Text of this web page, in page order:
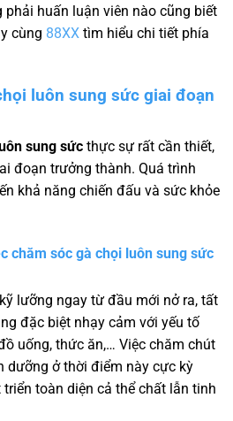
huấn luận viên nào cũng biết
cùng 88XX tìm hiểu chi tiết phía
luôn sung sức giai đoạn
sung sức thực sự rất cần thiết,
đoạn trưởng thành. Quá trình
khả năng chiến đấu và sức khỏe
chăm sóc gà chọi luôn sung sức
lưỡng ngay từ đầu mới nở ra, tất
đặc biệt nhạy cảm với yếu tố
uống, thức ăn,… Việc chăm chút
dưỡng ở thời điểm này cực kỳ
toàn diện cả thể chất lẫn tinh